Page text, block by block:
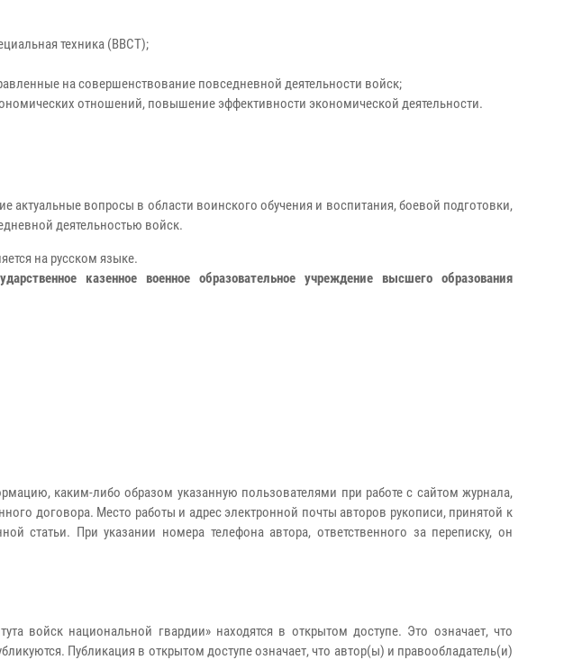
техника (ВВСТ);
на совершенствование повседневной деятельности войск;
отношений, повышение эффективности экономической деятельности.
вопросы в области воинского обучения и воспитания, боевой подготовки,
деятельностью войск.
на русском языке.
казенное военное образовательное учреждение высшего образования
каким-либо образом указанную пользователями при работе с сайтом журнала,
договора. Место работы и адрес электронной почты авторов рукописи, принятой к
статьи. При указании номера телефона автора, ответственного за переписку, он
войск национальной гвардии» находятся в открытом доступе. Это означает, что
Публикация в открытом доступе означает, что автор(ы) и правообладатель(и)